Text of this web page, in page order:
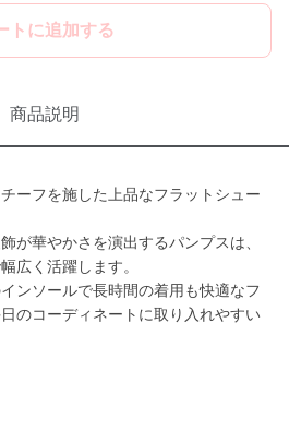
トに追加する
商品説明
ーフを施した上品なフラットシュー
が華やかさを演出するパンプスは、
広く活躍します。
ンソールで長時間の着用も快適なフ
のコーディネートに取り入れやすい